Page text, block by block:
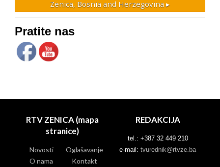
Zenica, Bosnia and Herzegovina ▸
Pratite nas
RTV ZENICA (mapa
stranice)
Novosti
Oglašavanje
O nama
Kontakt
REDAKCIJA
tel.: +387 32 449 210
e-mail: tvurednik@rtvze.ba